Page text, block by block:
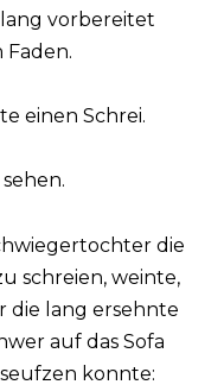
lang vorbereitet
Faden.
einen Schrei.
die
schreien, weinte,
die lang ersehnte
auf das Sofa
konnte: